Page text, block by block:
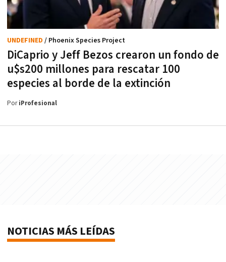
DiCaprio y Jeff Bezos crearon un fondo de
u$s200 millones para rescatar 100
especies al borde de la extinción
UNDEFINED / Phoenix Species Project
PoriProfesional
NOTICIAS MÁS LEÍDAS